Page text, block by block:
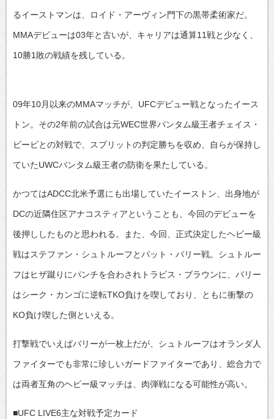
るイーストマンは、ロイド・アーヴィン門下の黒帯柔術家だ。
MMAデビューは03年と古いが、キャリアは通算11戦と少なく、
10勝1敗の戦績を残している。
09年10月以来のMMAマッチが、UFCデビュー戦となったイース
トン。その2年前の試合は元WEC世界バンタム級王者チェイス・
ビービとの対戦で、スプリットの判定勝ちを収め、自らが保持し
ていたUWCバンタム級王者の防衛を果たしている。
かつてはADCC北米予選にも出場していたイーストン、出身地が
DCの近隣住区アナコスティアということも、今回のデビューを
後押ししたものと思われる。また、今回、正式決定したヘビー級
戦はステファン・シュトルーフとパット・バリー戦。シュトルー
フはヒザ蹴りにパンチを合わされトラビス・ブラウンに、バリー
はシーク・カンゴに逆転TKO負けを喫しており、ともに衝撃の
KO負け喫した側といえる。
打撃戦でいえばバリーが一枚上だが、シュトルーフはオランダ人
ファイターでも非常に珍しいガードファイターであり、総合力で
は両者互角のヘビー級マッチは、肉弾戦になる可能性が高い。
■UFC LIVE6主な対戦予定カード